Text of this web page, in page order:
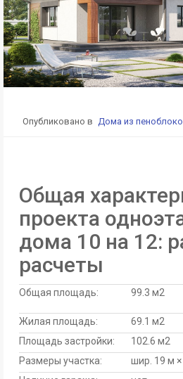
Опубликовано в Дома из
Общая
проекта
дома 10 на 12:
расчеты
Общая площадь: 99.3 м2
Жилая площадь:
69.1 м2
Площадь застройки:
102.6 м2
Размеры участка:
шир. 19 м